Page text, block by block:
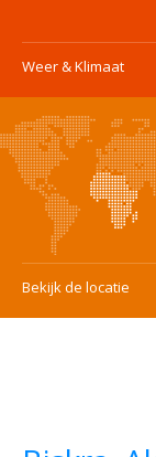
Weer & Klimaat
Bekijk de locatie